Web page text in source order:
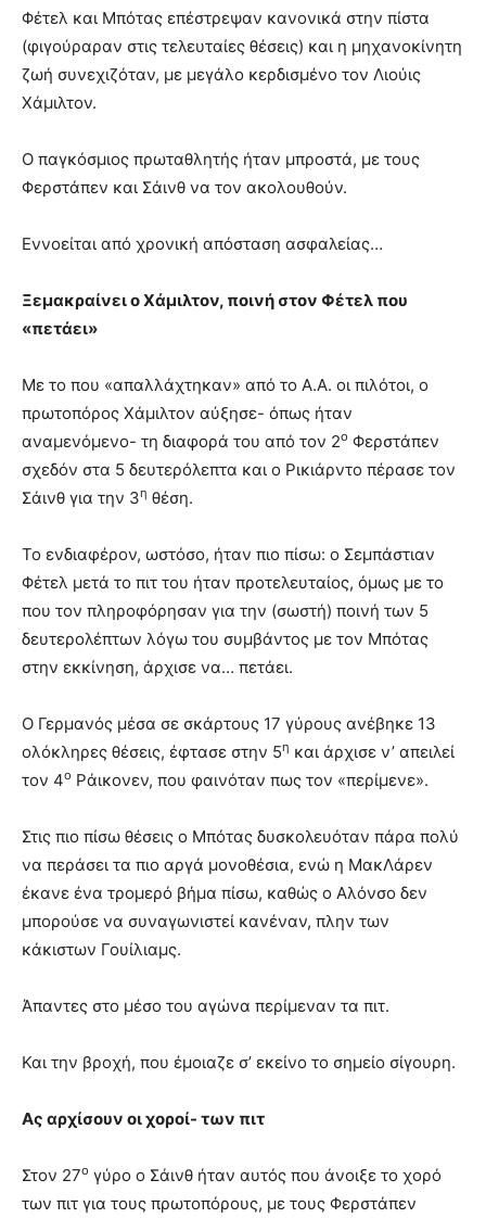
Φέτελ και Μπότας επέστρεψαν κανονικά στην πίστα
(φιγούραραν στις τελευταίες θέσεις) και η μηχανοκίνητη
ζωή συνεχιζόταν, με μεγάλο κερδισμένο τον Λιούις
Χάμιλτον.
Ο παγκόσμιος πρωταθλητής ήταν μπροστά, με τους
Φερστάπεν και Σάινθ να τον ακολουθούν.
Εννοείται από χρονική απόσταση ασφαλείας…
Ξεμακραίνει ο Χάμιλτον, ποινή στον Φέτελ που
«πετάει»
Με το που «απαλλάχτηκαν» από το Α.Α. οι πιλότοι, ο
πρωτοπόρος Χάμιλτον αύξησε- όπως ήταν
αναμενόμενο- τη διαφορά του από τον 2ο Φερστάπεν
σχεδόν στα 5 δευτερόλεπτα και ο Ρικιάρντο πέρασε τον
Σάινθ για την 3η θέση.
Το ενδιαφέρον, ωστόσο, ήταν πιο πίσω: ο Σεμπάστιαν
Φέτελ μετά το πιτ του ήταν προτελευταίος, όμως με το
που τον πληροφόρησαν για την (σωστή) ποινή των 5
δευτερολέπτων λόγω του συμβάντος με τον Μπότας
στην εκκίνηση, άρχισε να… πετάει.
Ο Γερμανός μέσα σε σκάρτους 17 γύρους ανέβηκε 13
ολόκληρες θέσεις, έφτασε στην 5η και άρχισε ν’ απειλεί
τον 4ο Ράικονεν, που φαινόταν πως τον «περίμενε».
Στις πιο πίσω θέσεις ο Μπότας δυσκολευόταν πάρα πολύ
να περάσει τα πιο αργά μονοθέσια, ενώ η ΜακΛάρεν
έκανε ένα τρομερό βήμα πίσω, καθώς ο Αλόνσο δεν
μπορούσε να συναγωνιστεί κανέναν, πλην των
κάκιστων Γουίλιαμς.
Άπαντες στο μέσο του αγώνα περίμεναν τα πιτ.
Και την βροχή, που έμοιαζε σ’ εκείνο το σημείο σίγουρη.
Ας αρχίσουν οι χοροί- των πιτ
Στον 27ο γύρο ο Σάινθ ήταν αυτός που άνοιξε το χορό
των πιτ για τους πρωτοπόρους, με τους Φερστάπεν